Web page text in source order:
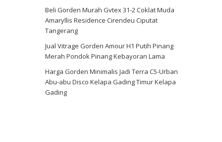
Beli Gorden Murah Gvtex 31-2 Coklat Muda
Amaryllis Residence Cirendeu Ciputat
Tangerang
Jual Vitrage Gorden Amour H1 Putih Pinang
Merah Pondok Pinang Kebayoran Lama
Harga Gorden Minimalis Jadi Terra C5-Urban
Abu-abu Disco Kelapa Gading Timur Kelapa
Gading